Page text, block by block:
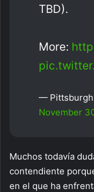
TBD).
More:
— Pittsburgh
November
Muchos todavía
contendiente
en el que ha